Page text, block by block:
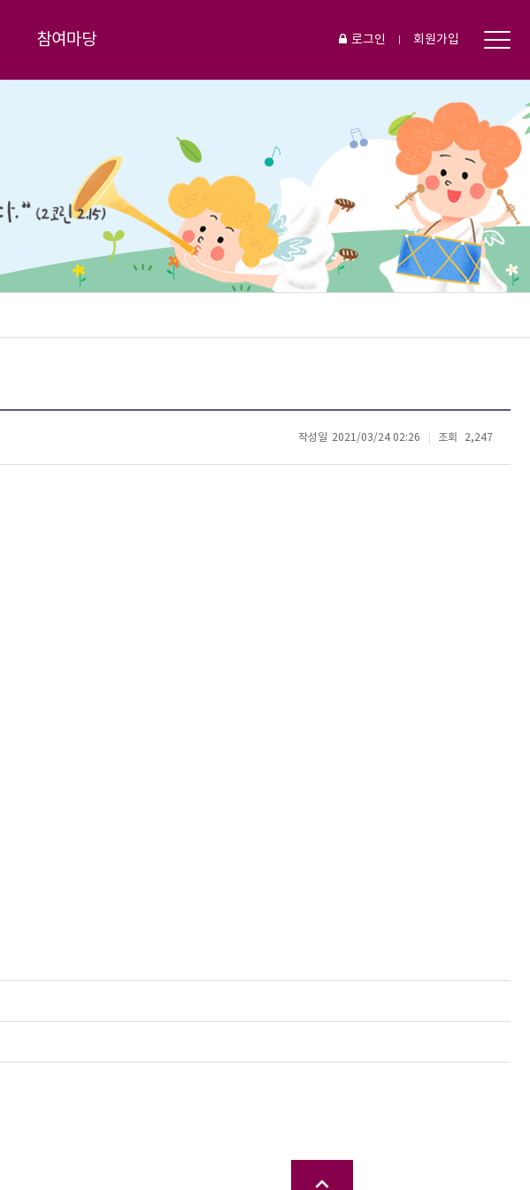
참여마당 로그인 회원가입
작성일 2021/03/24 02:26 조회 2,247